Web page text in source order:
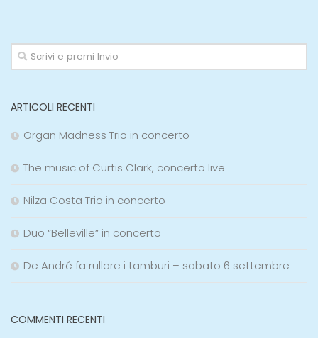
ARTICOLI RECENTI
Organ Madness Trio in concerto
The music of Curtis Clark, concerto live
Nilza Costa Trio in concerto
Duo “Belleville” in concerto
De André fa rullare i tamburi – sabato 6 settembre
COMMENTI RECENTI